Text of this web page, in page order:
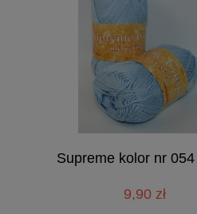
Supreme kolor nr 054
9,90 zł